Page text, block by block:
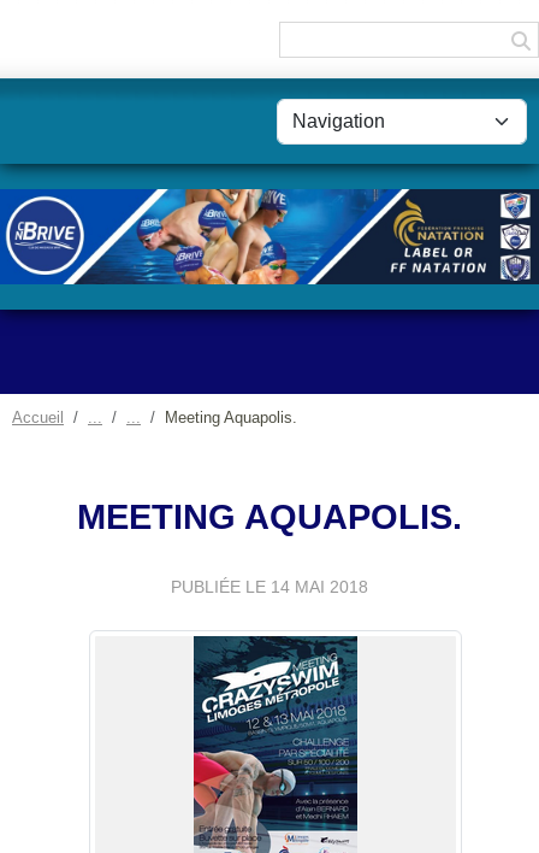
Accueil Meeting Aquapolis.
MEETING AQUAPOLIS.
PUBLIÉE LE 14 MAI 2018